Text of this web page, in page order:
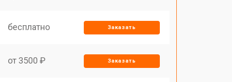
бесплатно Заказать
от 3500 ₽ Заказать